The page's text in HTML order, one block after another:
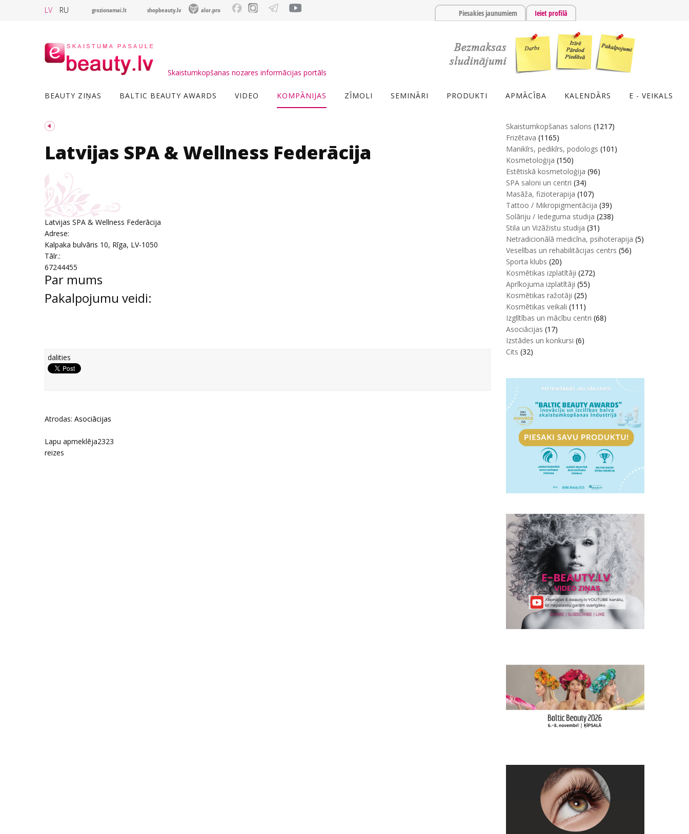
LV RU grozionamai.lt shopbeauty.lv alor.pro Piesakies jaunumiem Ieiet profilā
Skaistumkopšanas nozares informācijas portāls
BEAUTY ZIŅAS BALTIC BEAUTY AWARDS VIDEO KOMPĀNIJAS ZĪMOLI SEMINĀRI PRODUKTI APMĀCĪBA KALENDĀRS E - VEIKALS
Latvijas SPA & Wellness Federācija
Latvijas SPA & Wellness Federācija
Adrese:
Kalpaka bulvāris 10, Rīga, LV-1050
Tālr.:
67244455
Par mums
Pakalpojumu veidi:
dalities
Atrodas: Asociācijas
Lapu apmeklēja2323
reizes
Skaistumkopšanas salons (1217)
Frizētava (1165)
Manikīrs, pedikīrs, podologs (101)
Kosmetoloģija (150)
Estētiskā kosmetoloģija (96)
SPA saloni un centri (34)
Masāža, fizioterapija (107)
Tattoo / Mikropigmentācija (39)
Solāriju / Iedeguma studija (238)
Stila un Vizāžistu studija (31)
Netradicionālā medicīna, psihoterapija (5)
Veselības un rehabilitācijas centrs (56)
Sporta klubs (20)
Kosmētikas izplatītāji (272)
Aprīkojuma izplatītāji (55)
Kosmētikas ražotāji (25)
Kosmētikas veikali (111)
Izglītības un mācību centri (68)
Asociācijas (17)
Izstādes un konkursi (6)
Cits (32)